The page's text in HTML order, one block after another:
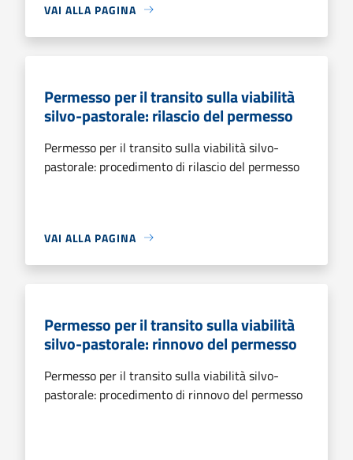
VAI ALLA PAGINA
Permesso per il transito sulla viabilità
silvo-pastorale: rilascio del permesso
Permesso per il transito sulla viabilità silvo-
pastorale: procedimento di rilascio del permesso
VAI ALLA PAGINA
Permesso per il transito sulla viabilità
silvo-pastorale: rinnovo del permesso
Permesso per il transito sulla viabilità silvo-
pastorale: procedimento di rinnovo del permesso